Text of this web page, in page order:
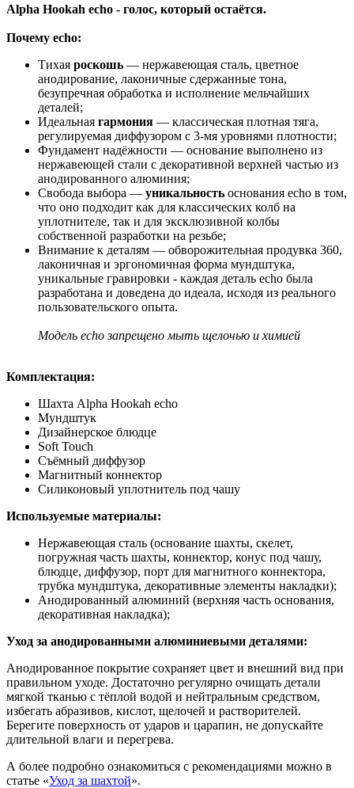
Alpha Hookah echo - голос, который остаётся.
Почему echo:
Тихая роскошь — нержавеющая сталь, цветное
анодирование, лаконичные сдержанные тона,
безупречная обработка и исполнение мельчайших
деталей;
Идеальная гармония — классическая плотная тяга,
регулируемая диффузором с 3-мя уровнями плотности;
Фундамент надёжности — основание выполнено из
нержавеющей стали с декоративной верхней частью из
анодированного алюминия;
Свобода выбора — уникальность основания echo в том,
что оно подходит как для классических колб на
уплотнителе, так и для эксклюзивной колбы
собственной разработки на резьбе;
Внимание к деталям — обворожительная продувка 360,
лаконичная и эргономичная форма мундштука,
уникальные гравировки - каждая деталь echo была
разработана и доведена до идеала, исходя из реального
пользовательского опыта.
Модель echo запрещено мыть щелочью и химией
Комплектация:
Шахта Alpha Hookah echo
Мундштук
Дизайнерское блюдце
Soft Touch
Съёмный диффузор
Магнитный коннектор
Силиконовый уплотнитель под чашу
Используемые материалы:
Нержавеющая сталь (основание шахты, скелет,
погружная часть шахты, коннектор, конус под чашу,
блюдце, диффузор, порт для магнитного коннектора,
трубка мундштука, декоративные элементы накладки);
Анодированный алюминий (верхняя часть основания,
декоративная накладка);
Уход за анодированными алюминиевыми деталями:
Анодированное покрытие сохраняет цвет и внешний вид при
правильном уходе. Достаточно регулярно очищать детали
мягкой тканью с тёплой водой и нейтральным средством,
избегать абразивов, кислот, щелочей и растворителей.
Берегите поверхность от ударов и царапин, не допускайте
длительной влаги и перегрева.
А более подробно ознакомиться с рекомендациями можно в
статье «Уход за шахтой».